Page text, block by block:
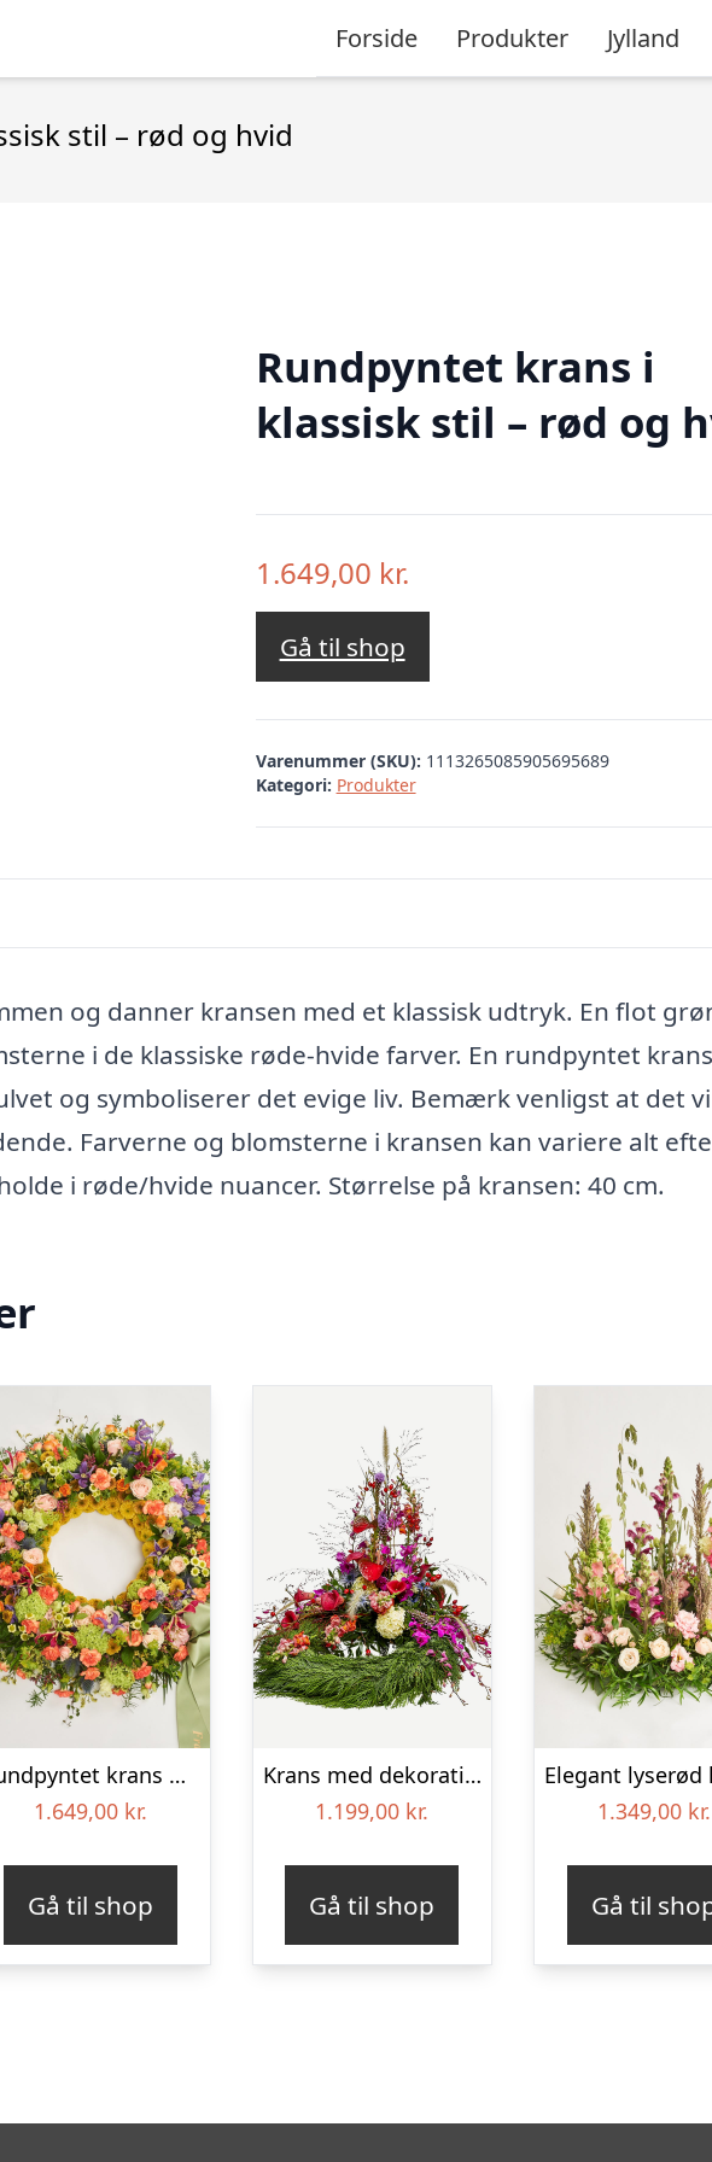
Forside Produkter Jylland
stil – rød og hvid
Rundpyntet krans i
klassisk stil – rød og
1.649,00 kr.
Gå til shop
Varenummer (SKU): 1113265085905695689
Kategori: Produkter
og danner kransen med et klassisk udtryk. En flot
i de klassiske røde-hvide farver. En rundpyntet krans
og symboliserer det evige liv. Bemærk venligst at det
Farverne og blomsterne i kransen kan variere alt
i røde/hvide nuancer. Størrelse på kransen: 40 cm.
Rundpyntet krans med bånd – Et farverigt farvel
1.649,00 kr.
Gå til shop
Krans med dekoration – Et farverigt farvel
1.199,00 kr.
Gå til shop
1.349,00 kr.
Gå til